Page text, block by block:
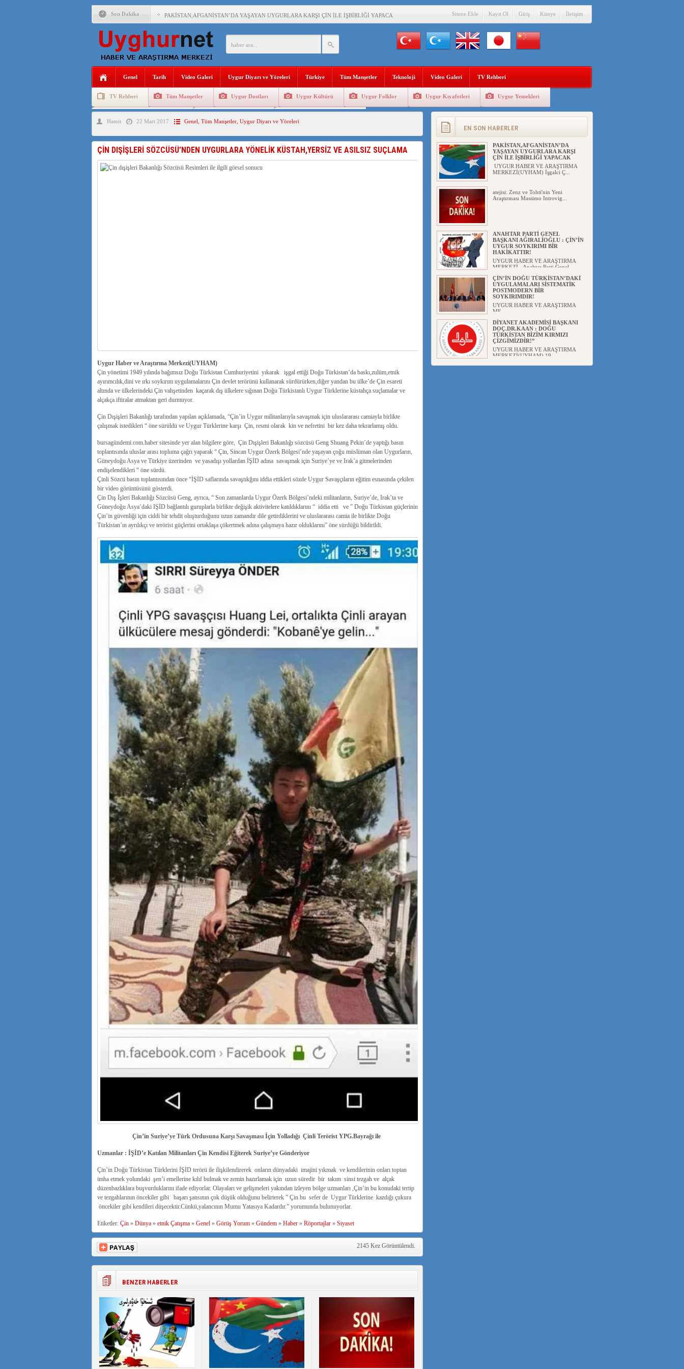
Son Dakika PAKİSTAN,AFGANİSTAN’DA YAŞAYAN UYGURLARA KARŞI ÇİN İLE İŞBİRLİĞİ YAPACAK
ANAHTAR PARTİ GENEL BAŞKANI AĞIRALİOĞLU : ÇİN’İN UYGUR SOYKIRIMI BİR HAKİKATTIR!
ÇİN’İN DOĞU TÜRKİSTAN’DAKİ UYGULAMALARI SİSTEMATİK POSTMODERN BİR SOYKIRIMDIR!
DİYANET AKADEMİSİ BAŞKANI DOÇ.DR.KAAN : DOĞU TÜRKİSTAN BİZİM KIRMIZI ÇİZGİMİZDİR!”
ÇİN’İN UYGUR POLİTİKALARINI ÖVEN DİYANET AKADEMİSİ BAŞKANI’NA TEPKİLER SÜRÜYOR
MHP’DEN URUMÇİ KATLİAMI MESAJİ : 05.07.2009 URUMÇİ ŞEHİTLERİNİ RAHMETLE ANIYORUZ
Sitene Ekle Kayıt Ol Giriş Künye İletişim
Genel Tarih Video Galeri Uygur Diyarı ve Yöreleri Türkiye Tüm Manşetler Teknoloji Video Galeri TV Rehberi
TV Rehberi Tüm Manşetler Uygur Dostları Uygur Kültürü Uygur Folklor Uygur Kıyafetleri Uygur Yemekleri
Uygurlarda Düğün ve Cenaze
Hamit 22 Mart 2017 Genel Tüm Manşetler, Uygur Diyarı ve Yöreleri
ÇİN DIŞİŞLERİ SÖZCÜSÜ’NDEN UYGURLARA YÖNELİK KÜSTAH,YERSİZ VE ASILSIZ SUÇLAMA
Uygur Haber ve Araştırma Merkezi(UYHAM)
Çin yönetimi 1949 yılında bağımsız Doğu Türkistan Cumhuriyetini yıkarak işgal ettiği Doğu Türkistan’da baskı,zulüm,etnik
ayırımcılık,dini ve ırkı soykırım uygulamalarını Çin devlet terörünü kullanarak sürdürürken,diğer yandan bu ülke’de Çin esareti
altında ve ülkelerindeki Çin vahşetinden kaçarak dış ülkelere sığınan Doğu Türkistanlı Uygur Türklerine küstahça suçlamalar ve
alçakça iftiralar atmaktan geri durmuyor.
Çin Dışişleri Bakanlığı tarafından yapılan açıklamada, “Çin’in Uygur militanlarıyla savaşmak için uluslararası camiayla birlikte
çalışmak istedikleri “ öne sürüldü ve Uygur Türklerine karşı Çin, resmi olarak kin ve nefretini bir kez daha tekrarlamış oldu.
bursagündemi.com.haber sitesinde yer alan bilgilere göre, Çin Dışişleri Bakanlığı sözcüsü Geng Shuang Pekin’de yaptığı basın
toplantısında uluslar arası topluma çağrı yaparak “ Çin, Sincan Uygur Özerk Bölgesi’nde yaşayan çoğu müslüman olan Uygurların,
Güneydoğu Asya ve Türkiye üzerinden ve yasadışı yollardan İŞİD adına savaşmak için Suriye’ye ve Irak’a gitmelerinden
endişelendikleri “ öne sürdü.
Çinli Sözcü basın toplantısından önce “İŞİD saflarında savaştıkğını iddia ettikleri sözde Uygur Savaşçıların eğitim esnasında çekilen
bir video görüntüsünü gösterdi.
Çin Dış İşleri Bakanlığı Sözcüsü Geng, ayrıca, “ Son zamanlarda Uygur Özerk Bölgesi’ndeki militanların, Suriye’de, Irak’ta ve
Güneydoğu Asya’daki IŞİD bağlantılı guruplarla birlikte değişik aktivitelere katıldıklarını “ iddia etti ve ” Doğu Türkistan güçlerinin
Çin’in güvenliği için ciddi bir tehdit oluşturduğunu uzun zamandır dile getirdiklerini ve uluslararası camia ile birlikte Doğu
Türkistan’ın ayrılıkçı ve terörist güçlerini ortaklaşa çökertmek adına çalışmaya hazır olduklarını” öne sürdüğü bildirildi.
Çin’in Suriye’ye Türk Ordusuna Karşı Savaşması İçin Yolladığı Çinli Terörist YPG.Bayrağı ile
Uzmanlar : İŞİD’e Katılan Militanları Çin Kendisi Eğiterek Suriye’ye Gönderiyor
Çin’in Doğu Türkistan Türklerini İŞİD terörü ile ilişkilendirerek onların dünyadaki imajini yıkmak ve kendilerinin onları toptan
imha etmek yolundaki şen’i emellerine kılıf bulmak ve zemin hazırlamak için uzun süredir bir takım sinsi tezgah ve alçak
düzenbazlıklara buşvurduklarını ifade ediyorlar. Olayaları ve gelişmeleri yakından izleyen bölge uzmanları ,Çin’in bu konudaki tertip
ve tezgahlarının öncekiler gibi başarı şansının çok düşük olduğunu belirterek ” Çin bu sefer de Uygur Türklerine kazdığı çukura
öncekiler gibi kendileri düşecektir.Cünkü,yalancının Mumu Yatasıya Kadardır.” yorumunda bulunuyorlar.
Etiketler: Çin» Dünya» etnik Çatışma» Genel» Görüş Yorum» Gündem» Haber» Röportajlar» Siyaset
2145 Kez Görüntülendi.
BENZER HABERLER
EN SON HABERLER
ÇİN’İN “GÜVENLİK”SÖYLEMİ İLE
DOĞU TÜRKİSTAN’DA
MEŞRULAŞTIRDIĞI ÇKP DEVLET
TERÖRÜ
YILMAZ ER(habernida.com) Çin
PAKİSTAN,AFGANİSTAN’DA
YAŞAYAN UYGURLARA KARŞI
ÇİN İLE İŞBİRLİĞİ YAPACAK
UYGUR HABER VE ARAŞTIRMA
MERKEZİ(UYHAM) İşgalci Ç...
atejisi: Zenz ve Tohti'nin Yeni
Araştırması Massimo Introvig...
ANAHTAR PARTİ GENEL
BAŞKANI AĞIRALİOĞLU : ÇİN’İN
UYGUR SOYKIRIMI BİR
HAKİKATTIR!
UYGUR HABER VE ARAŞTIRMA
MERKEZİ Anahtar Parti Genel
ÇİN’İN DOĞU TÜRKİSTAN’DAKİ
UYGULAMALARI SİSTEMATİK
POSTMODERN BİR
SOYKIRIMDIR!
UYGUR HABER VE ARAŞTIRMA
ME...
DİYANET AKADEMİSİ BAŞKANI
DOÇ.DR.KAAN : DOĞU
TÜRKİSTAN BİZİM KIRMIZI
ÇİZGİMİZDİR!”
UYGUR HABER VE ARAŞTIRMA
MERKEZİ(UYHAM) 19...
150 YILDIR KAYNAYAN YARAMIZ